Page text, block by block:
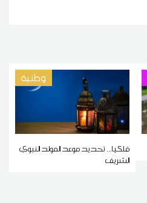
وطنية
فلكيا... تحديد موعد المولد النبوي
الشريف